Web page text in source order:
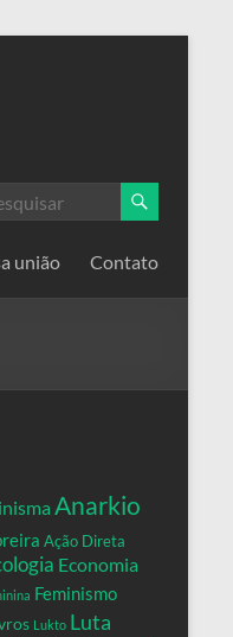
união Contato
Anarkio
Ação Direta
Economia
Feminismo
Lukto Luta